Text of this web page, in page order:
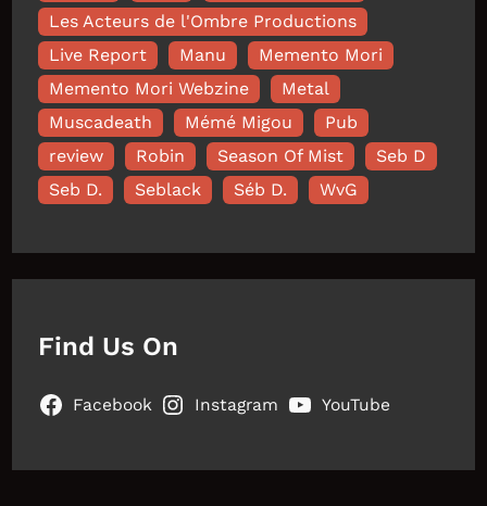
Les Acteurs de l'Ombre Productions
Live Report
Manu
Memento Mori
Memento Mori Webzine
Metal
Muscadeath
Mémé Migou
Pub
review
Robin Season Of Mist
Seb D
Seb D.
Seblack Séb D. WvG
Find Us On
Facebook Instagram YouTube